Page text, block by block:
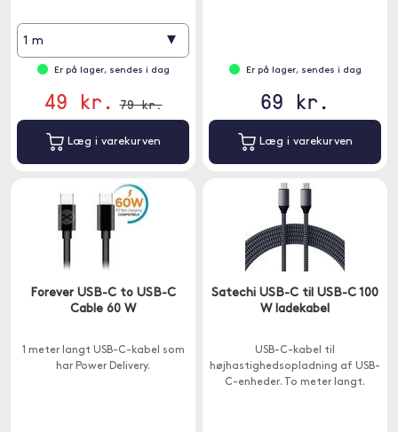
1 m ▾
Er på lager, sendes i dag
49 kr. 79 kr.
Læg i varekurven
Er på lager, sendes i dag
69 kr.
Læg i varekurven
Forever USB-C to USB-C
Cable 60 W
1 meter langt USB-C-kabel som
har Power Delivery.
Satechi USB-C til USB-C 100
W ladekabel
USB-C-kabel til
højhastighedsopladning af USB-
C-enheder. To meter langt.